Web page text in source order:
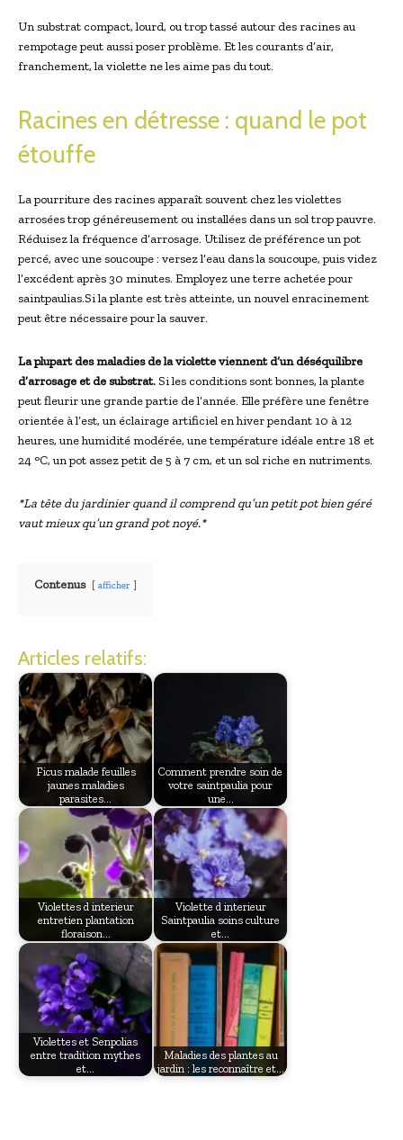
Un substrat compact, lourd, ou trop tassé autour des racines au
rempotage peut aussi poser problème. Et les courants d’air,
franchement, la violette ne les aime pas du tout.
Racines en détresse : quand le pot
étouffe
La pourriture des racines apparaît souvent chez les violettes
arrosées trop généreusement ou installées dans un sol trop pauvre.
Réduisez la fréquence d’arrosage. Utilisez de préférence un pot
percé, avec une soucoupe : versez l’eau dans la soucoupe, puis videz
l’excédent après 30 minutes. Employez une terre achetée pour
saintpaulias.Si la plante est très atteinte, un nouvel enracinement
peut être nécessaire pour la sauver.
La plupart des maladies de la violette viennent d’un déséquilibre
d’arrosage et de substrat. Si les conditions sont bonnes, la plante
peut fleurir une grande partie de l’année. Elle préfère une fenêtre
orientée à l’est, un éclairage artificiel en hiver pendant 10 à 12
heures, une humidité modérée, une température idéale entre 18 et
24 °C, un pot assez petit de 5 à 7 cm, et un sol riche en nutriments.
*La tête du jardinier quand il comprend qu’un petit pot bien géré
vaut mieux qu’un grand pot noyé.*
Contenus afficher
Articles relatifs:
Ficus malade feuilles
jaunes maladies
parasites…
Comment prendre soin de
votre saintpaulia pour
une…
Violettes d interieur
entretien plantation
floraison…
Violette d interieur
Saintpaulia soins culture
et…
Violettes et Senpolias
entre tradition mythes
et…
Maladies des plantes au
jardin : les reconnaître et…